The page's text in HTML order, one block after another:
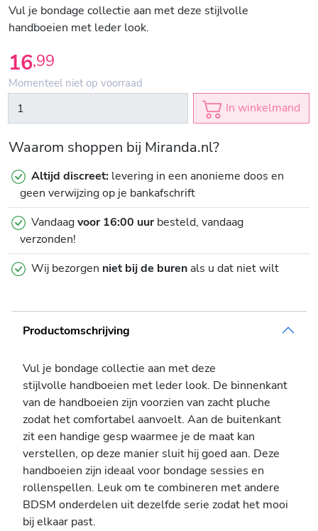
Vul je bondage collectie aan met deze stijlvolle
handboeien met leder look.
16,99
Momenteel niet op voorraad
In winkelmand
Waarom shoppen bij Miranda.nl?
Altijd discreet: levering in een anonieme doos en
geen verwijzing op je bankafschrift
Vandaagvoor 16:00 uurbesteld, vandaag
verzonden!
Wij bezorgen niet bij de burenals u dat niet wilt
Productomschrijving
Vul je bondage collectie aan met deze
stijlvolle handboeien met leder look. De binnenkant
van de handboeien zijn voorzien van zacht pluche
zodat het comfortabel aanvoelt. Aan de buitenkant
zit een handige gesp waarmee je de maat kan
verstellen, op deze manier sluit hij goed aan. Deze
handboeien zijn ideaal voor bondage sessies en
rollenspellen. Leuk om te combineren met andere
BDSM onderdelen uit dezelfde serie zodat het mooi
bij elkaar past.